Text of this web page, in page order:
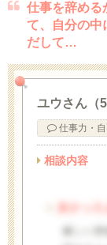
仕事を辞める
て、自分の中
だして…
ユウさん（
仕事力・
相談内容